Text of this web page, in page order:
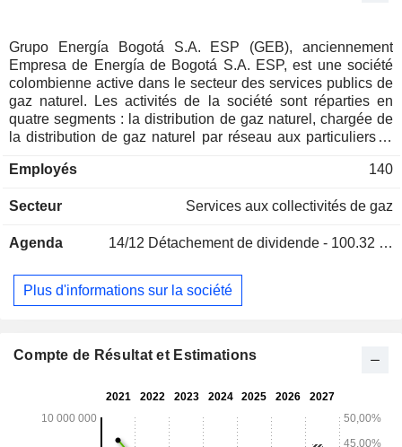
Grupo Energía Bogotá S.A. ESP (GEB), anciennement
Empresa de Energía de Bogotá S.A. ESP, est une société
colombienne active dans le secteur des services publics de
gaz naturel. Les activités de la société sont réparties en
quatre segments : la distribution de gaz naturel, chargée de
la distribution de gaz naturel par réseau aux particuliers et
l'acheminement du gaz naturel vers les villes ; la distribution
professionnels ; et le transport d'électricité, qui exploite des
propose des services d'ingénierie et de location, ainsi que
naturel. Elle exerce ses activités en Colombie, au Pérou et
au Guatemala, entre autres. Elle détient plusieurs filiales,
contrôlée par le District fédéral de Bogota, une
Employés 140
Secteur Services aux collectivités de gaz
Agenda 14/12 Détachement de dividende - 100.32 COP
Plus d'informations sur la société
Compte de Résultat et Estimations